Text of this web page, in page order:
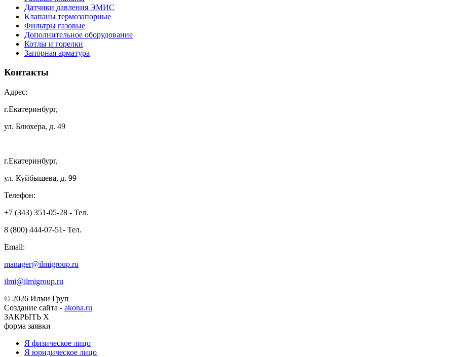
Датчики давления ЭМИС
Клапаны термозапорные
Фильтры газовые
Дополнительное оборудование
Котлы и горелки
Запорная арматура
Контакты
Адрес:
г.Екатеринбург,
ул. Блюхера, д. 49
г.Екатеринбург,
ул. Куйбышева, д. 99
Телефон:
+7 (343) 351-05-28 - Тел.
8 (800) 444-07-51- Тел.
Email:
manager@ilmigroup.ru
ilmi@ilmigroup.ru
© 2026 Илми Груп
Создание сайта - akona.ru
ЗАКРЫТЬ Х
форма заявки
Я физическое лицо
Я юридическое лицо